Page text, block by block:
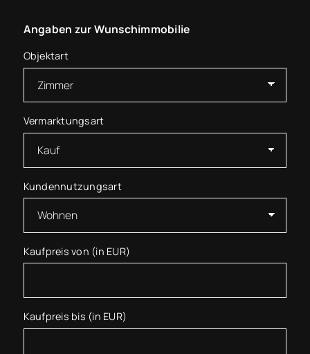
Angaben zur Wunschimmobilie
Objektart
Vermarktungsart
Kundennutzungsart
Kaufpreis von (in EUR)
Kaufpreis bis (in EUR)